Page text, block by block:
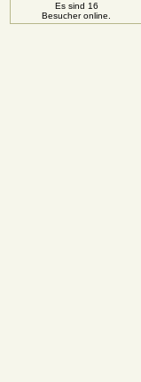
Es sind 16
Besucher online.